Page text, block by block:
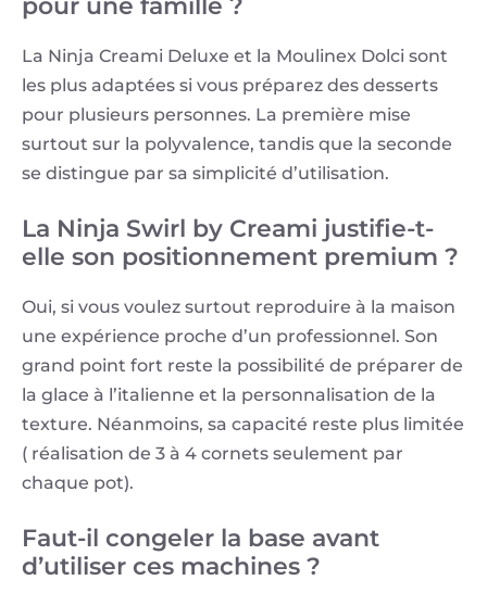
La Ninja Creami Deluxe et la Moulinex Dolci sont
les plus adaptées si vous préparez des desserts
pour plusieurs personnes. La première mise
surtout sur la polyvalence, tandis que la seconde
se distingue par sa simplicité d’utilisation.
La Ninja Swirl by Creami justifie-t-
elle son positionnement premium ?
Oui, si vous voulez surtout reproduire à la maison
une expérience proche d’un professionnel. Son
grand point fort reste la possibilité de préparer de
la glace à l’italienne et la personnalisation de la
texture. Néanmoins, sa capacité reste plus limitée
( réalisation de 3 à 4 cornets seulement par
chaque pot).
Faut-il congeler la base avant
d’utiliser ces machines ?